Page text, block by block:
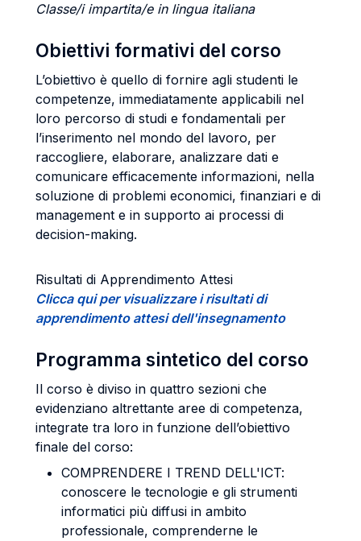
Classe/i impartita/e in lingua italiana
Obiettivi formativi del corso
L’obiettivo è quello di fornire agli studenti le
competenze, immediatamente applicabili nel
loro percorso di studi e fondamentali per
l’inserimento nel mondo del lavoro, per
raccogliere, elaborare, analizzare dati e
comunicare efficacemente informazioni, nella
soluzione di problemi economici, finanziari e di
management e in supporto ai processi di
decision-making.
Risultati di Apprendimento Attesi
Clicca qui per visualizzare i risultati di
apprendimento attesi dell'insegnamento
Programma sintetico del corso
Il corso è diviso in quattro sezioni che
evidenziano altrettante aree di competenza,
integrate tra loro in funzione dell’obiettivo
finale del corso:
COMPRENDERE I TREND DELL'ICT:
conoscere le tecnologie e gli strumenti
informatici più diffusi in ambito
professionale, comprenderne le